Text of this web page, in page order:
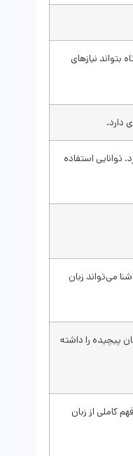
بتواند نیازهای
دارد.
استفاده
می‌تواند زبان
پیچیده را داشته
کاملی از زبان